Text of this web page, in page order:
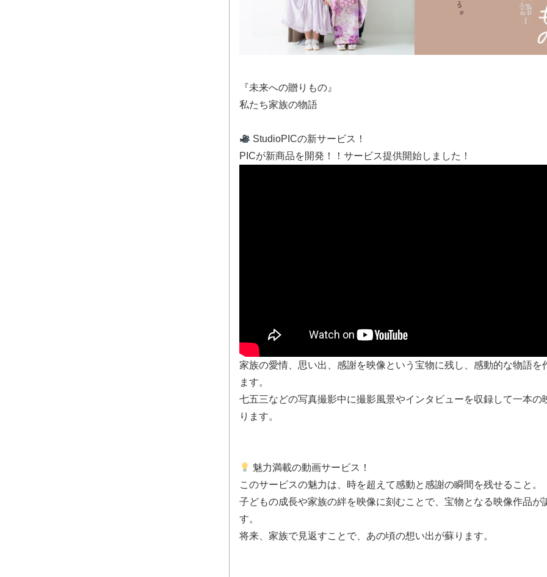
『未来への贈りもの』
私たち家族の物語
StudioPICの新サービス！
PICが新商品を開発！！サービス提供開始しました！
家族の愛情、思い出、感謝を映像という宝物に残し、感動的な物語を
ます。
七五三などの写真撮影中に撮影風景やインタビューを収録して一本の
ります。
魅力満載の動画サービス！
このサービスの魅力は、時を超えて感動と感謝の瞬間を残せること。
子どもの成長や家族の絆を映像に刻むことで、宝物となる映像作品が
す。
将来、家族で見返すことで、あの頃の想い出が蘇ります。